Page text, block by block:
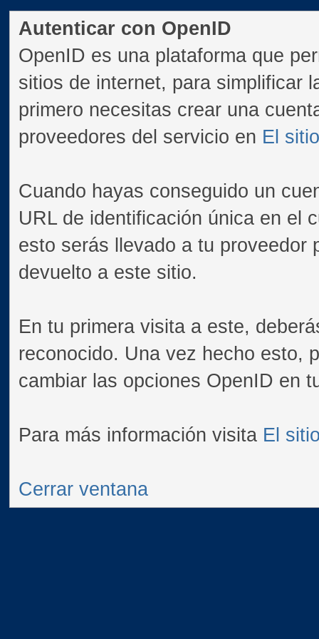
Autenticar con OpenID
OpenID es una plataforma que
sitios de internet, para simplificar
primero necesitas crear una
proveedores del servicio en El
Cuando hayas conseguido un
URL de identificación única en el
esto serás llevado a tu proveedor
devuelto a este sitio.
En tu primera visita a este,
reconocido. Una vez hecho esto,
cambiar las opciones OpenID en
Para más información visita El
Cerrar ventana